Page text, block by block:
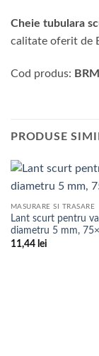
Cheie tubulara
calitate oferit de
Cod produs:
PRODUSE
MASURARE SI TRASARE
Lant scurt pentru
diametru 5 mm,
11,44 lei